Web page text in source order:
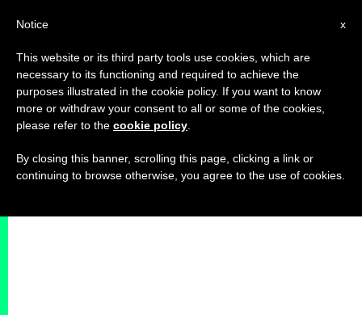
x
Notice
This website or its third party tools use cookies, which are
necessary to its functioning and required to achieve the
purposes illustrated in the cookie policy. If you want to know
more or withdraw your consent to all or some of the cookies,
please refer to the cookie policy
By closing this banner, scrolling this page, clicking a link or
continuing to browse otherwise, you agree to the use of cookies.